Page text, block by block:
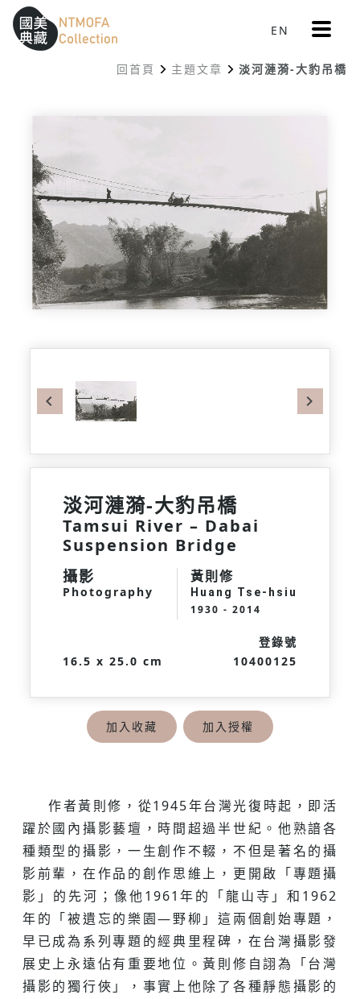
跳到中間主要內容區
網站導覽
::: EN 更
多
單
回首頁 主題文章 淡河漣漪-大豹吊橋
Previous
淡河漣漪-大豹吊橋
Tamsui River – Dabai
Suspension Bridge
攝影
Photography
黃則修
Huang Tse-hsiu
1930 - 2014
16.5 x 25.0 cm
登錄號
10400125
加入收藏 加入授權
作者黃則修，從1945年台灣光復時起，即活
躍於國內攝影藝壇，時間超過半世紀。他熟諳各
種類型的攝影，一生創作不輟，不但是著名的攝
影前輩，在作品的創作思維上，更開啟「專題攝
影」的先河；像他1961年的「龍山寺」和1962
年的「被遺忘的樂園—野柳」這兩個創始專題，
早已成為系列專題的經典里程碑，在台灣攝影發
展史上永遠佔有重要地位。黃則修自詡為「台灣
攝影的獨行俠」，事實上他除了各種靜態攝影的